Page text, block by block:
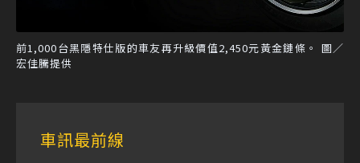
前1,000台黑隱特仕版的車友再升級價值2,450元黃金鏈條。 圖／
宏佳騰提供
車訊最前線